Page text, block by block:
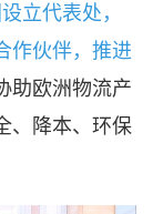
立代表处，
作伙伴，推进
助欧洲物流产
、降本、环保